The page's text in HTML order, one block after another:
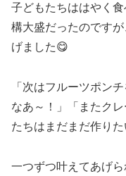
子どもたちははやく
構大盛だったのです
げました😋
「次はフルーツポン
なあ～！」「またク
たちはまだまだ作り
一つずつ叶えてあげ